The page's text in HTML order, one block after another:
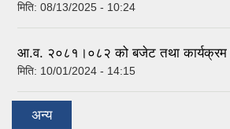
मिति: 08/13/2025 - 10:24
आ.व. २०८१।०८२ को बजेट तथा कार्यक्रम
मिति: 10/01/2024 - 14:15
अन्य